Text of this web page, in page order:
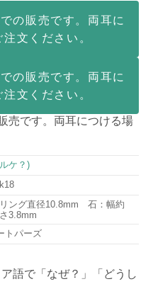
の販売です。両耳に
文ください。
の販売です。両耳に
文ください。
売です。両耳につける場
ケ？)
ング直径10.8mm 石：幅約
3.8mm
トパーズ
語で「なぜ？」「どうし